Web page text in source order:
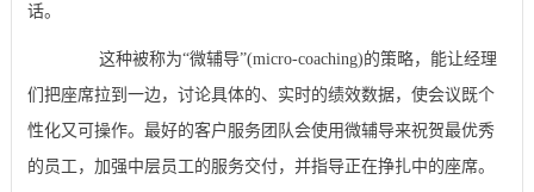
话。
这种被称为“微辅导”(micro-coaching)的策略，能让经理
们把座席拉到一边，讨论具体的、实时的绩效数据，使会议既个
性化又可操作。最好的客户服务团队会使用微辅导来祝贺最优秀
的员工，加强中层员工的服务交付，并指导正在挣扎中的座席。